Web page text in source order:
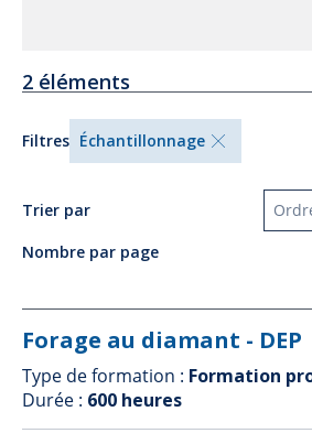
2 éléments
Filtres Échantillonnage
Trier par
Nombre par page
Forage au diamant - DEP
Type de formation : Formation
Durée : 600 heures